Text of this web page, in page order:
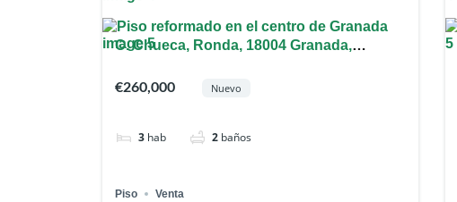
C. Chueca, Ronda, 18004 Granada,
€260,000 Nuevo
3 hab 2 baños
Piso Venta